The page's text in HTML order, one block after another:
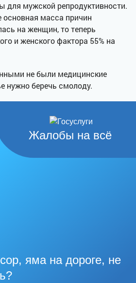
для мужской репродуктивности.
основная масса причин
на женщин, то теперь
и женского фактора 55% на
не были медицинские
нужно беречь смолоду.
Жалобы на всё
яма на дороге, не